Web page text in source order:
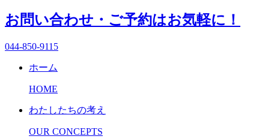
お問い合わせ・ご予約はお気軽に！
044-850-9115
ホーム
HOME
わたしたちの考え
OUR CONCEPTS